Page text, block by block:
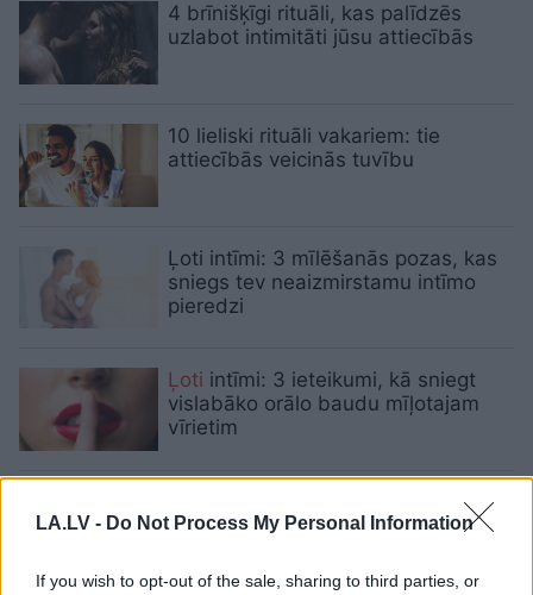
LA.LV - Do Not Process My Personal Information
If you wish to opt-out of the sale, sharing to third parties, or
4 brīnišķīgi rituāli, kas palīdzēs
uzlabot intimitāti jūsu attiecībās
10 lieliski rituāli vakariem: tie
attiecībās veicinās tuvību
Ļoti intīmi: 3 mīlēšanās pozas, kas
sniegs tev neaizmirstamu intīmo
pieredzi
Ļoti intīmi: 3 ieteikumi, kā sniegt
vislabāko orālo baudu mīļotajam
vīrietim
4 atklāti padomi kautrīgajām: kā
mīlēšanos padarīt satriecošu